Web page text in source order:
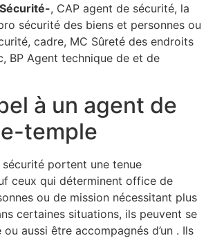
Sécurité-, CAP agent de sécurité, la
sécurité des biens et personnes ou
cadre, MC Sûreté des endroits
BP Agent technique de et de
à un agent de
temple
portent une tenue
ceux qui déterminent office de
ou de mission nécessitant plus
certaines situations, ils peuvent se
ou aussi être accompagnés d’un . Ils